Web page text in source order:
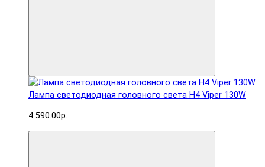
Лампа светодиодная головного света H4 Viper 130W
4 590.00р.